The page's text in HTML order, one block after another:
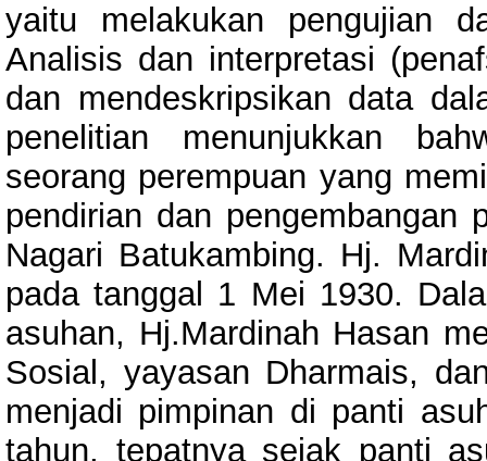
yaitu melakukan pengujian
Analisis dan interpretasi
dan mendeskripsikan data
penelitian menunjukkan
seorang perempuan yang
pendirian dan pengembangan
Nagari Batukambing. Hj.
pada tanggal 1 Mei 1930.
asuhan, Hj.Mardinah Hasan
Sosial, yayasan Dharmais,
menjadi pimpinan di panti
tahun, tepatnya sejak panti